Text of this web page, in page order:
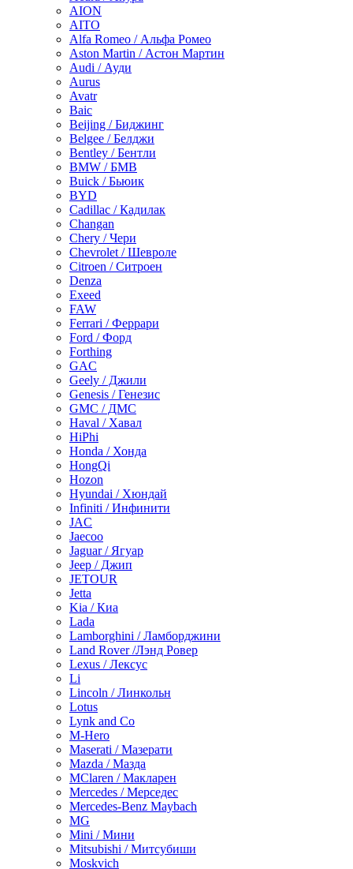
AION
AITO
Alfa Romeo / Альфа Ромео
Aston Martin / Астон Мартин
Audi / Ауди
Aurus
Avatr
Baic
Beijing / Биджинг
Belgee / Белджи
Bentley / Бентли
BMW / БМВ
Buick / Бьюик
BYD
Cadillac / Кадилак
Changan
Chery / Чери
Chevrolet / Шевроле
Citroen / Ситроен
Denza
Exeed
FAW
Ferrari / Феррари
Ford / Форд
Forthing
GAC
Geely / Джили
Genesis / Генезис
GMC / ДМС
Haval / Хавал
HiPhi
Honda / Хонда
HongQi
Hozon
Hyundai / Хюндай
Infiniti / Инфинити
JAC
Jaecoo
Jaguar / Ягуар
Jeep / Джип
JETOUR
Jetta
Kia / Киа
Lada
Lamborghini / Ламборджини
Land Rover /Лэнд Ровер
Lexus / Лексус
Li
Lincoln / Линкольн
Lotus
Lynk and Co
M-Hero
Maserati / Мазерати
Mazda / Мазда
MClaren / Макларен
Mercedes / Мерседес
Mercedes-Benz Maybach
MG
Mini / Мини
Mitsubishi / Митсубиши
Moskvich